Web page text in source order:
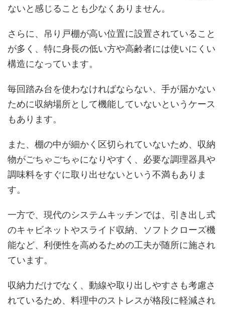
ないと感じることも少なくありません。
さらに、吊り戸棚が高い位置に設置されていること
が多く、特に身長の低い方や高齢者には使いにくい
構造になっています。
毎回踏み台を使わなければならない、手が届かない
ために収納場所として機能していないというケース
もあります。
また、棚の中が細かく区切られていないため、収納
物がごちゃごちゃになりやすく、必要な調理器具や
調味料をすぐに取り出せないという不満もありま
す。
一方で、現代のシステムキッチンでは、引き出し式
のキャビネットやスライド収納、ソフトクローズ機
能など、利便性を高めるための工夫が随所に施され
ています。
収納力だけでなく、動線や取り出しやすさも考慮さ
れているため、料理中のストレスが格段に軽減され